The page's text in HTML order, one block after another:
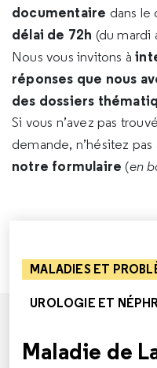
documentaire dans le
délai de 72h (du mardi
Nous vous invitons à
réponses que nous
des dossiers
Si vous n’avez pas
demande, n’hésitez pas
notre formulaire (en
MALADIES ET
UROLOGIE ET
Maladie de